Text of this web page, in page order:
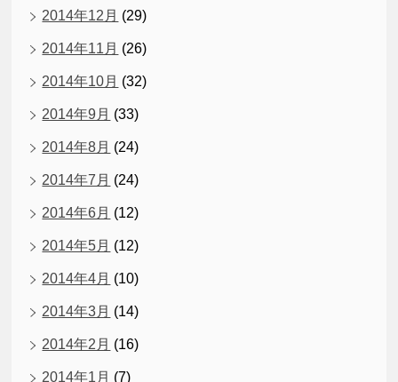
2014年12月 (29)
2014年11月 (26)
2014年10月 (32)
2014年9月 (33)
2014年8月 (24)
2014年7月 (24)
2014年6月 (12)
2014年5月 (12)
2014年4月 (10)
2014年3月 (14)
2014年2月 (16)
2014年1月 (7)